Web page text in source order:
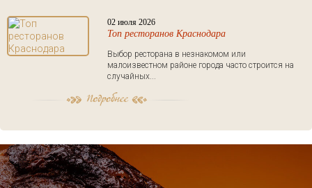
02 июля 2026
Топ ресторанов Краснодара
Выбор ресторана в незнакомом или
малоизвестном районе города часто строится на
случайных...